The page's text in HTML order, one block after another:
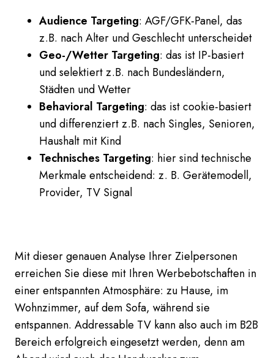
Audience Targeting: AGF/GFK-Panel, das
z.B. nach Alter und Geschlecht unterscheidet
Geo-/Wetter Targeting: das ist IP-basiert
und selektiert z.B. nach Bundesländern,
Städten und Wetter
Behavioral Targeting: das ist cookie-basiert
und differenziert z.B. nach Singles, Senioren,
Haushalt mit Kind
Technisches Targeting: hier sind technische
Merkmale entscheidend: z. B. Gerätemodell,
Provider, TV Signal
Mit dieser genauen Analyse Ihrer Zielpersonen
erreichen Sie diese mit Ihren Werbebotschaften in
einer entspannten Atmosphäre: zu Hause, im
Wohnzimmer, auf dem Sofa, während sie
entspannen. Addressable TV kann also auch im B2B
Bereich erfolgreich eingesetzt werden, denn am